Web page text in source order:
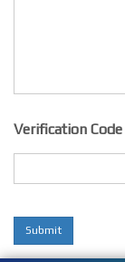
Verification Code
Submit